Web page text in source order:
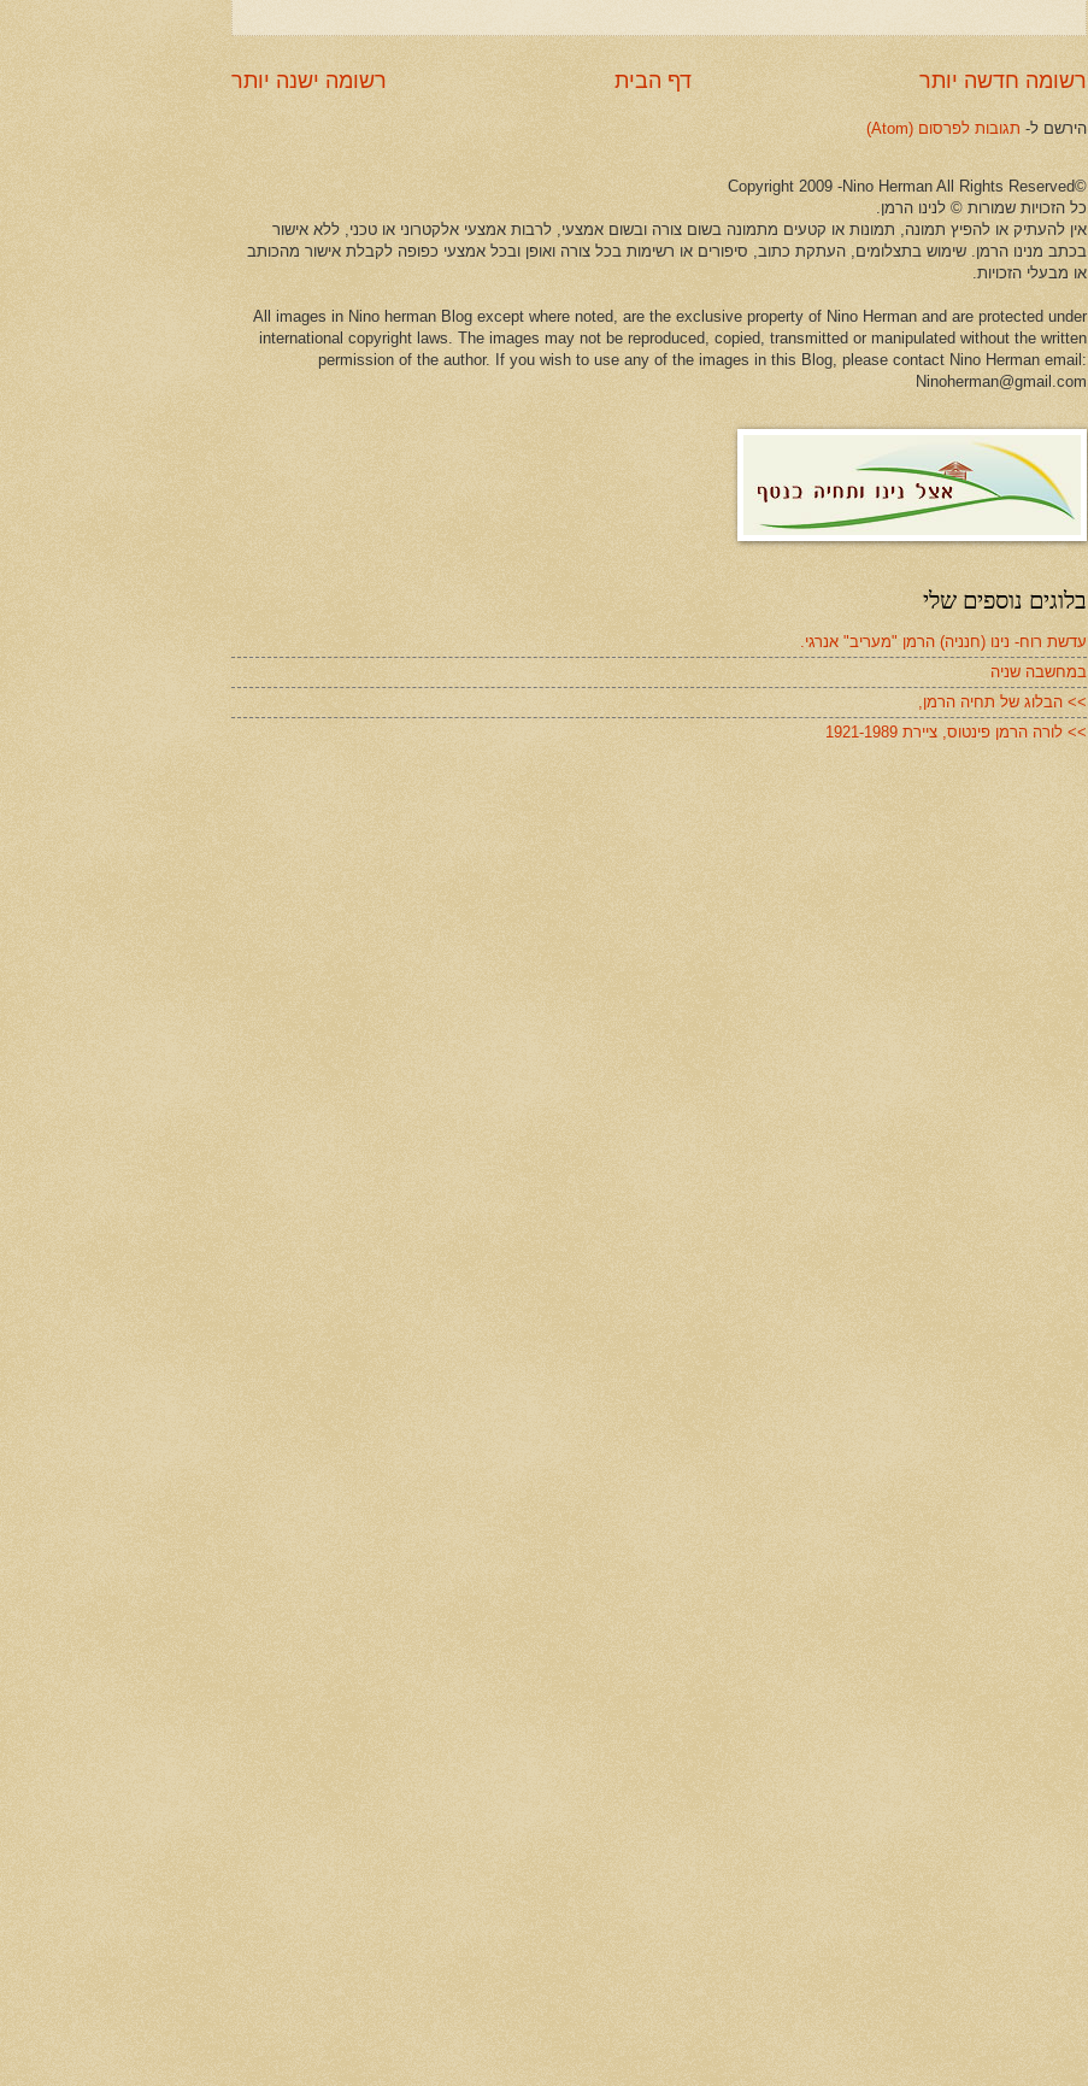
רשומה חדשה יותר רשומה ישנה יותר דף הבית
הירשם ל- תגובות לפרסום (Atom)
©Copyright 2009 -Nino Herman All Rights Reserved
כל הזכויות שמורות © לנינו הרמן.
אין להעתיק או להפיץ תמונה, תמונות או קטעים מתמונה בשום צורה ובשום אמצעי, לרבות אמצעי אלקטרוני או טכני, ללא אישור
בכתב מנינו הרמן. שימוש בתצלומים, העתקת כתוב, סיפורים או רשימות בכל צורה ואופן ובכל אמצעי כפופה לקבלת אישור מהכותב
או מבעלי הזכויות.
All images in Nino herman Blog except where noted, are the exclusive property of Nino Herman and are protected under
international copyright laws. The images may not be reproduced, copied, transmitted or manipulated without the written
permission of the author. If you wish to use any of the images in this Blog, please contact Nino Herman email:
Ninoherman@gmail.com
בלוגים נוספים שלי
עדשת רוח- נינו (חנניה) הרמן "מעריב" אנרגי.
במחשבה שניה
>> הבלוג של תחיה הרמן,
>> לורה הרמן פינטוס, ציירת 1921-1989